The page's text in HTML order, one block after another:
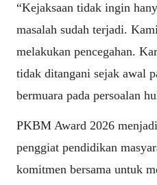
“Kejaksaan tidak ingin
masalah sudah terjadi.
melakukan pencegahan.
tidak ditangani sejak awal
bermuara pada persoalan
PKBM Award 2026
penggiat pendidikan
komitmen bersama untuk